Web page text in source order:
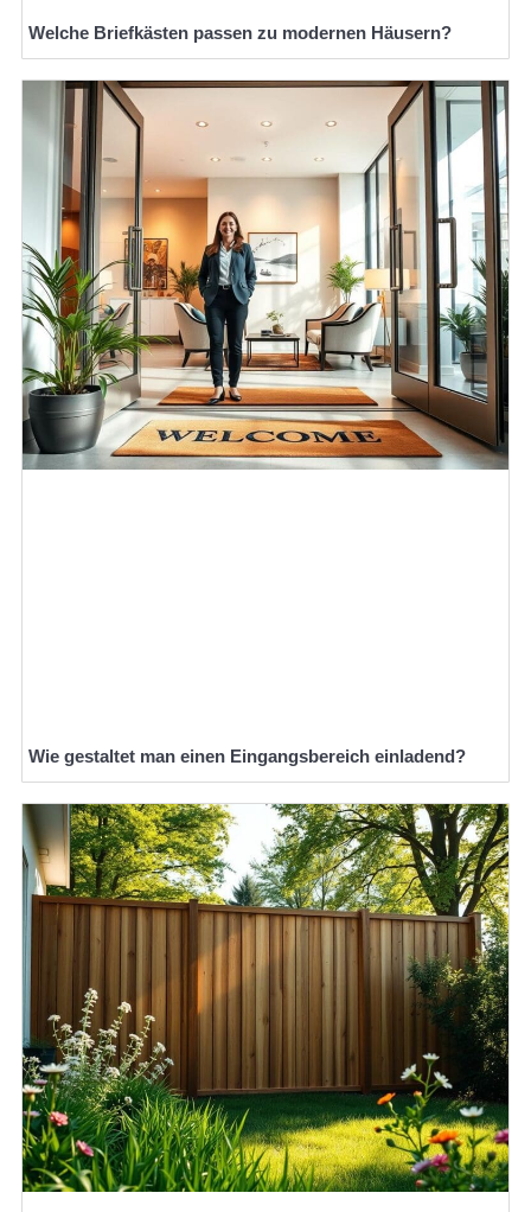
Welche Briefkästen passen zu modernen Häusern?
Wie gestaltet man einen Eingangsbereich einladend?